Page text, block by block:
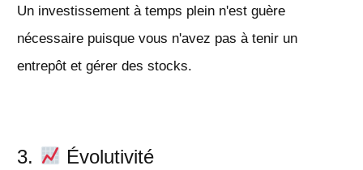
Un investissement à temps plein n'est guère
nécessaire puisque vous n'avez pas à tenir un
entrepôt et gérer des stocks.
3. Évolutivité